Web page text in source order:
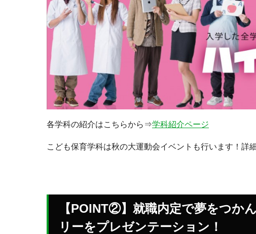
各学科の紹介はこちらから⇒学科紹介ページ
こども保育学科は秋の大運動会イベントも行います！詳
【POINT②】就職内定で夢をつか
リーをプレゼンテーション！